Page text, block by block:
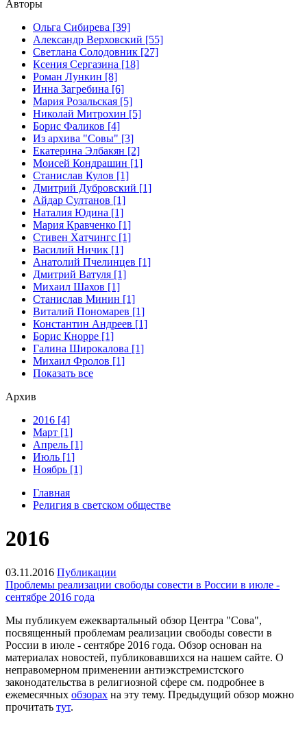
Авторы
Ольга Сибирева [39]
Александр Верховский [55]
Светлана Солодовник [27]
Ксения Сергазина [18]
Роман Лункин [8]
Инна Загребина [6]
Мария Розальская [5]
Николай Митрохин [5]
Борис Фаликов [4]
Из архива "Совы" [3]
Екатерина Элбакян [2]
Моисей Кондрашин [1]
Станислав Кулов [1]
Дмитрий Дубровский [1]
Айдар Султанов [1]
Наталия Юдина [1]
Мария Кравченко [1]
Стивен Хатчингс [1]
Василий Ничик [1]
Анатолий Пчелинцев [1]
Дмитрий Ватуля [1]
Михаил Шахов [1]
Станислав Минин [1]
Виталий Пономарев [1]
Константин Андреев [1]
Борис Кнорре [1]
Галина Широкалова [1]
Михаил Фролов [1]
Показать все
Архив
2016 [4]
Март [1]
Апрель [1]
Июль [1]
Ноябрь [1]
Главная
Религия в светском обществе
2016
03.11.2016 Публикации
Проблемы реализации свободы совести в России в июле -
сентябре 2016 года
Мы публикуем ежеквартальный обзор Центра "Сова",
посвященный проблемам реализации свободы совести в
России в июле - сентябре 2016 года. Обзор основан на
материалах новостей, публиковавшихся на нашем сайте. О
неправомерном применении антиэкстремистского
законодательства в религиозной сфере см. подробнее в
ежемесячных обзорах на эту тему. Предыдущий обзор можно
прочитать тут.